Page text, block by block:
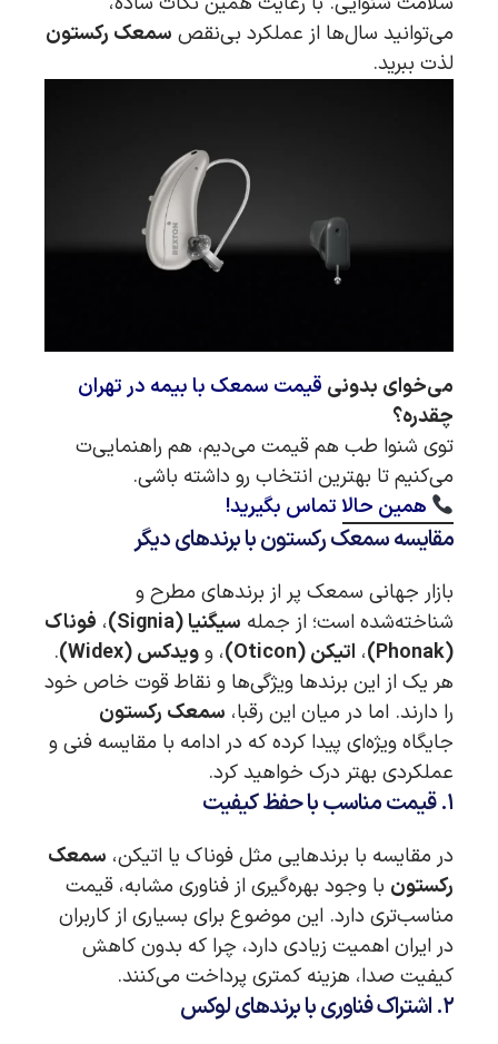
می‌توانید سال‌ها از عملکرد بی‌نقص سمعک رکستون
لذت ببرید.
می‌خوای بدونی قیمت سمعک با بیمه در تهران
چقدره؟
توی شنوا طب هم قیمت می‌دیم، هم راهنمایی‌ت
می‌کنیم تا بهترین انتخاب رو داشته باشی.
همین حالا تماس بگیرید!
مقایسه سمعک رکستون با برندهای دیگر
بازار جهانی سمعک پر از برندهای مطرح و
شناخته‌شده است؛ از جمله سیگنیا (Signia) ، فوناک
(Phonak)
، اتیکن (Oticon) ، وویدکس (Widex)
.
هر یک از این برندها ویژگی‌ها و نقاط قوت خاص خود
را دارند. اما در میان این رقبا، سمعک رکستون
جایگاه ویژه‌ای پیدا کرده که در ادامه با مقایسه فنی و
عملکردی بهتر درک خواهید کرد.
۱. قیمت مناسب با حفظ کیفیت
در مقایسه با برندهایی مثل فوناک یا اتیکن، سمعک
رکستون با وجود بهره‌گیری از فناوری مشابه، قیمت
مناسب‌تری دارد. این موضوع برای بسیاری از کاربران
در ایران اهمیت زیادی دارد، چرا که بدون کاهش
کیفیت صدا، هزینه کمتری پرداخت می‌کنند.
۲. اشتراک فناوری با برندهای لوکس